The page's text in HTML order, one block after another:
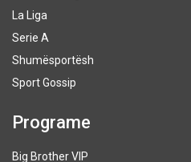
La Liga
Serie A
Shumësportësh
Sport Gossip
Programe
Big Brother VIP